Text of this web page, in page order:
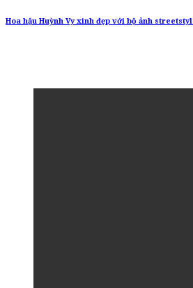
Hoa hậu Huỳnh Vy xinh đẹp với bộ ảnh